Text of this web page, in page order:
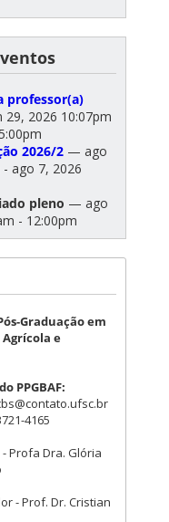
professor(a)
2026 10:07pm
2026/2 — ago
ago 7, 2026
pleno — ago
- 12:00pm
Graduação em
e
PPGBAF:
4165
Profa Dra. Glória
- Prof. Dr. Cristian